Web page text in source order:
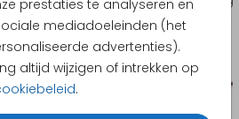
prestaties te analyseren en
mediadoeleinden (het
advertenties).
altijd wijzigen of intrekken op
.